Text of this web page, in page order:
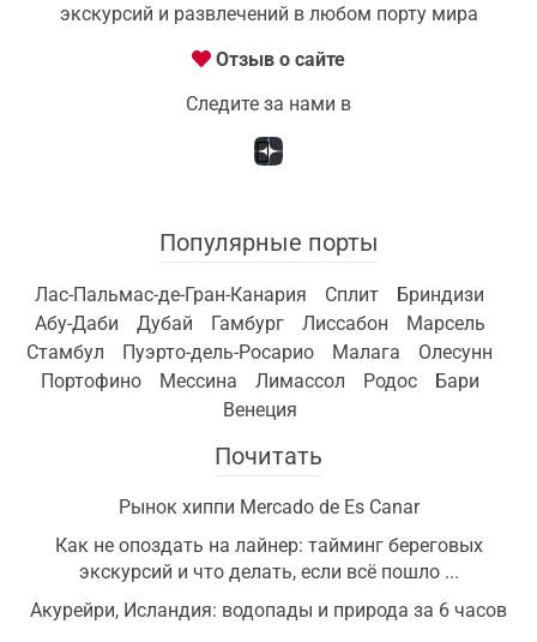
экскурсий и развлечений в любом порту мира
Отзыв о сайте
Следите за нами в
Популярные порты
Лас-Пальмас-де-Гран-Канария Сплит
Бриндизи
Абу-Даби
Дубай Гамбург Лиссабон
Марсель
Стамбул
Пуэрто-дель-Росарио Малага
Олесунн
Портофино
Мессина Лимассол Родос
Бари
Венеция
Почитать
Рынок хиппи Mercado de Es Canar
Как не опоздать на лайнер: тайминг береговых
экскурсий и что делать, если всё пошло ...
Акурейри, Исландия: водопады и природа за 6 часов